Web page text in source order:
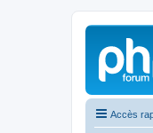
Accès